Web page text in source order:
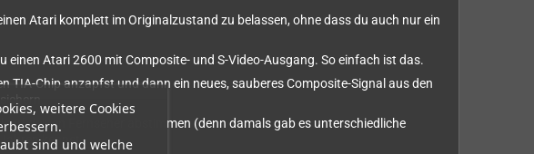
weitere Cookies
sind und welche
Atari komplett im Originalzustand zu belassen, ohne dass du auch nur ein
Atari 2600 mit Composite- und S-Video-Ausgang. So einfach ist das.
Chip anzapfst und dann ein neues, sauberes Composite-Signal aus den
deinen Fernseher abstimmen (denn damals gab es unterschiedliche
kennst.